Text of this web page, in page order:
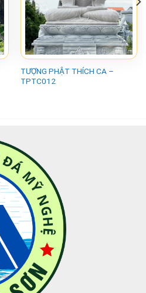
TƯỢNG PHẬT THÍCH CA –
TPTC012